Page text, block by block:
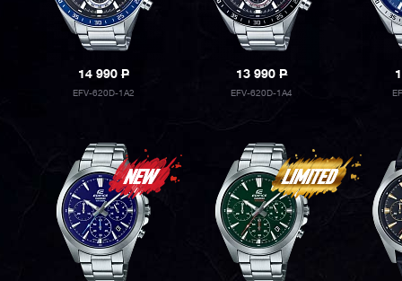
14 990P
EFV-620D-1A2
13 990P
EFV-620D-1A4